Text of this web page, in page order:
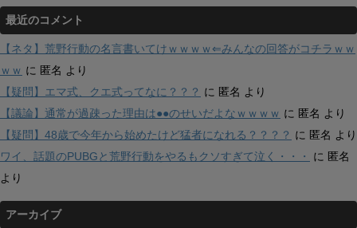
最近のコメント
【ネタ】荒野行動の名言書いてけｗｗｗｗ⇐みんなの回答がコチラｗｗ
ｗｗ に 匿名 より
【疑問】エマ式、クエ式ってなに？？？ に 匿名 より
【議論】通常が過疎った理由は●●のせいだよなｗｗｗｗ に 匿名 より
【疑問】48歳で今年から始めたけど猛者になれる？？？？ に 匿名 より
ワイ、話題のPUBGと荒野行動をやるもクソすぎて泣く・・・
に 匿名
より
アーカイブ